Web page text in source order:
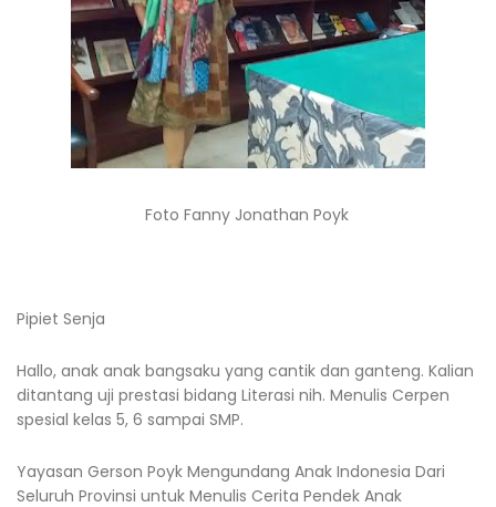
Foto Fanny Jonathan Poyk
Pipiet Senja
Hallo, anak anak bangsaku yang cantik dan ganteng. Kalian
ditantang uji prestasi bidang Literasi nih. Menulis Cerpen
spesial kelas 5, 6 sampai SMP.
Yayasan Gerson Poyk Mengundang Anak Indonesia Dari
Seluruh Provinsi untuk Menulis Cerita Pendek Anak